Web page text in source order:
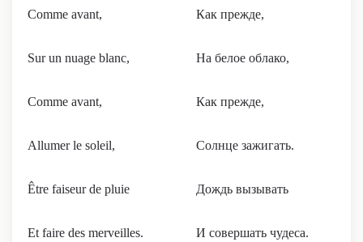
Comme avant, Как прежде,
Sur un nuage blanc, На белое облако,
Comme avant, Как прежде,
Allumer le soleil, Солнце зажигать.
Être faiseur de pluie Дождь вызывать
Et faire des merveilles. И совершать чудеса.